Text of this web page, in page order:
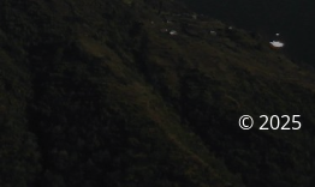
© 2025